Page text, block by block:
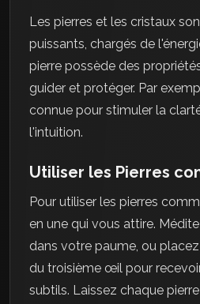
Les pierres et les cristaux
puissants, chargés de
pierre possède des
guider et protéger. Par
connue pour stimuler la
l'intuition.
Utiliser les Pierres
Pour utiliser les pierres
en une qui vous attire.
dans votre paume, ou
du troisième œil pour
subtils. Laissez chaque